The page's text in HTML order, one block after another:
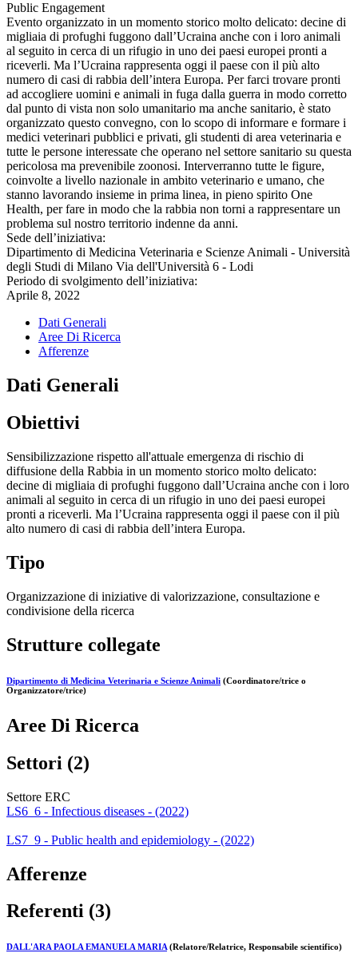
Public Engagement
Evento organizzato in un momento storico molto delicato: decine di
migliaia di profughi fuggono dall’Ucraina anche con i loro animali
al seguito in cerca di un rifugio in uno dei paesi europei pronti a
riceverli. Ma l’Ucraina rappresenta oggi il paese con il più alto
numero di casi di rabbia dell’intera Europa. Per farci trovare pronti
ad accogliere uomini e animali in fuga dalla guerra in modo corretto
dal punto di vista non solo umanitario ma anche sanitario, è stato
organizzato questo convegno, con lo scopo di informare e formare i
medici veterinari pubblici e privati, gli studenti di area veterinaria e
tutte le persone interessate che operano nel settore sanitario su questa
pericolosa ma prevenibile zoonosi. Interverranno tutte le figure,
coinvolte a livello nazionale in ambito veterinario e umano, che
stanno lavorando insieme in prima linea, in pieno spirito One
Health, per fare in modo che la rabbia non torni a rappresentare un
problema sul nostro territorio indenne da anni.
Sede dell’iniziativa:
Dipartimento di Medicina Veterinaria e Scienze Animali - Università
degli Studi di Milano Via dell'Università 6 - Lodi
Periodo di svolgimento dell’iniziativa:
Aprile 8, 2022
Dati Generali
Aree Di Ricerca
Afferenze
Dati Generali
Obiettivi
Sensibilizzazione rispetto all'attuale emergenza di rischio di
diffusione della Rabbia in un momento storico molto delicato:
decine di migliaia di profughi fuggono dall’Ucraina anche con i loro
animali al seguito in cerca di un rifugio in uno dei paesi europei
pronti a riceverli. Ma l’Ucraina rappresenta oggi il paese con il più
alto numero di casi di rabbia dell’intera Europa.
Tipo
Organizzazione di iniziative di valorizzazione, consultazione e
condivisione della ricerca
Strutture collegate
Dipartimento di Medicina Veterinaria e Scienze Animali (Coordinatore/trice o
Organizzatore/trice)
Aree Di Ricerca
Settori (2)
Settore ERC
LS6_6 - Infectious diseases - (2022)
LS7_9 - Public health and epidemiology - (2022)
Afferenze
Referenti (3)
DALL'ARA PAOLA EMANUELA MARIA(Relatore/Relatrice, Responsabile scientifico)